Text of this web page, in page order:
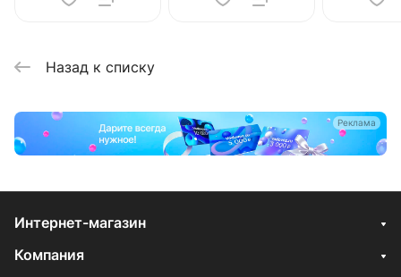
Назад к списку
Реклама
Интернет-магазин
Компания